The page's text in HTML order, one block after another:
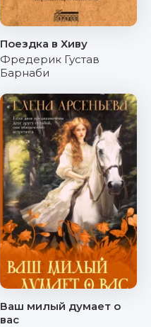
Поездка в Хиву
Фредерик Густав
Барнаби
Ваш милый думает о
вас